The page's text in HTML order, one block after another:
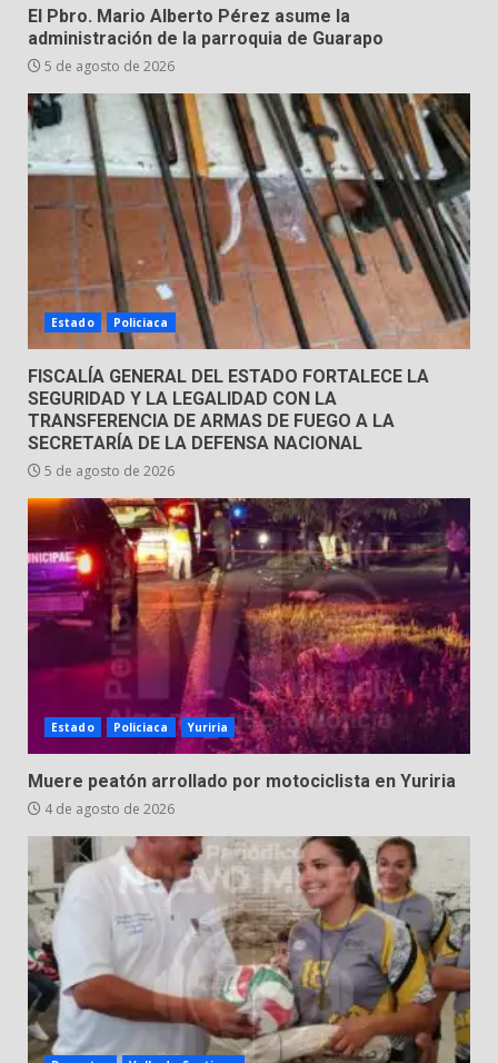
5
Hombre pierde la vida en
tabiquera
Emboscada a policías en Yuriria
31 de julio de 2026
Envía Gobierno de la Gente más
de 77 mil
30 de julio de 2026
El Pbro. Mario Alberto Pérez asume la
administración de la parroquia de Guarapo
5 de agosto de 2026
Estado Policiaca
FISCALÍA GENERAL DEL ESTADO FORTALECE LA
SEGURIDAD Y LA LEGALIDAD CON LA
TRANSFERENCIA DE ARMAS DE FUEGO A LA
SECRETARÍA DE LA DEFENSA NACIONAL
5 de agosto de 2026
Estado Policiaca Yuriria
Muere peatón arrollado por motociclista en Yuriria
4 de agosto de 2026